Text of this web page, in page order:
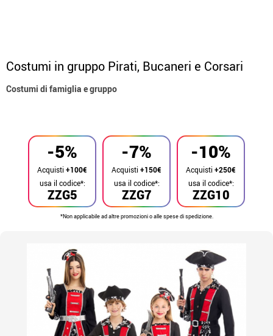
Costumi in gruppo Pirati, Bucaneri e Corsari
Costumi di famiglia e gruppo
-5%
Acquisti+100€
ZZG5
usa il codice*:
-7%
Acquisti+150€
ZZG7
usa il codice*:
-10%
Acquisti+250€
ZZG10
usa il codice*:
*Non applicabile ad altre promozioni o alle spese di spedizione.